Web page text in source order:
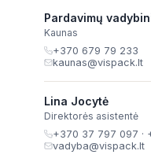
Pardavimų
Kaunas
+370 679 79 233
kaunas@vispack.lt
Lina Jocytė
Direktorės asistentė
+370 37 797 097 ·
vadyba@vispack.lt